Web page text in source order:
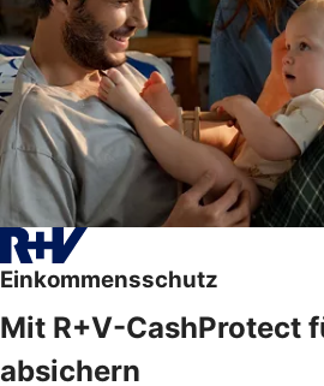
Einkommensschutz
Mit R+V-CashProtect
absichern